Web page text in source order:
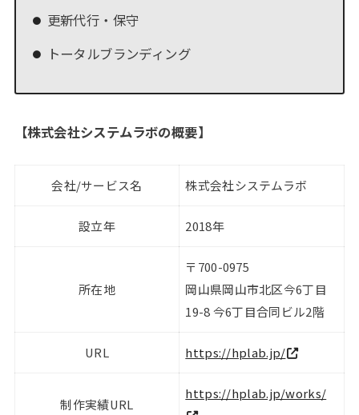
更新代行・保守
トータルブランディング
【株式会社システムラボの概要】
会社/サービス名 株式会社システムラボ
設立年 2018年
所在地
〒700-0975
岡山県岡山市北区今6丁目
19-8 今6丁目合同ビル2階
URL https://hplab.jp/
制作実績URL
https://hplab.jp/works/